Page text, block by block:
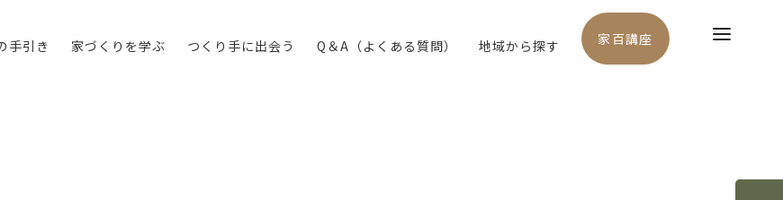
手引き 家づくりを学ぶ つくり手に出会う Q＆A（よくある質問） 地域から探す 家百講座